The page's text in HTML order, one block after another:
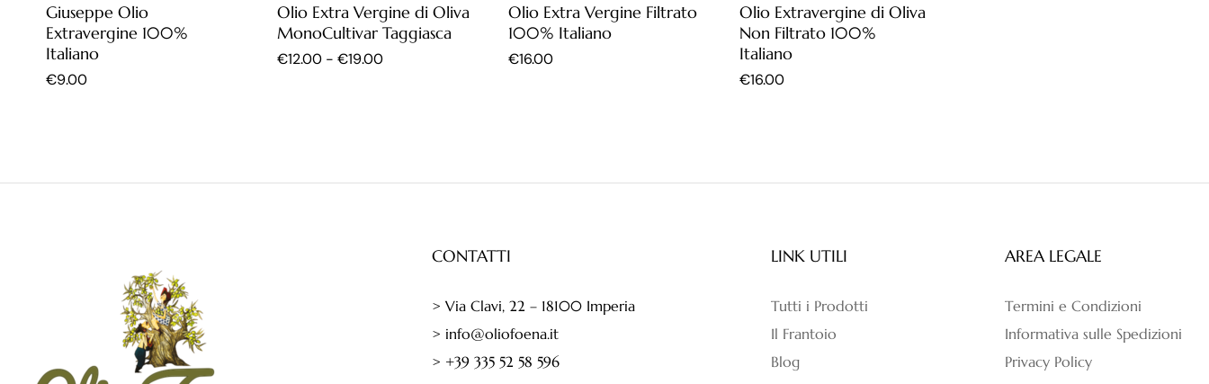
Giuseppe Olio
Extravergine 100%
Italiano
€9.00
Olio Extra Vergine di Oliva
MonoCultivar Taggiasca
€12.00 - €19.00
Olio Extra Vergine Filtrato
100% Italiano
€16.00
Olio Extravergine di Oliva
Non Filtrato 100%
Italiano
€16.00
CONTATTI
> Via Clavi, 22 – 18100 Imperia
> info@oliofoena.it
> +39 335 52 58 596
LINK UTILI
Tutti i Prodotti
Il Frantoio
Blog
AREA LEGALE
Termini e Condizioni
Informativa sulle Spedizioni
Privacy Policy